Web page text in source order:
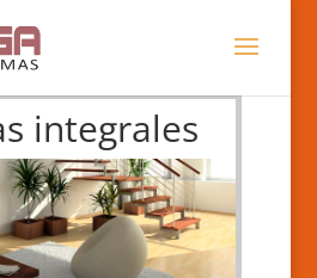
integrales